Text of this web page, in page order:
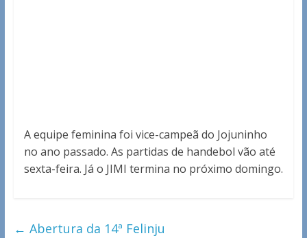
A equipe feminina foi vice-campeã do Jojuninho
no ano passado. As partidas de handebol vão até
sexta-feira. Já o JIMI termina no próximo domingo.
← Abertura da 14ª Felinju